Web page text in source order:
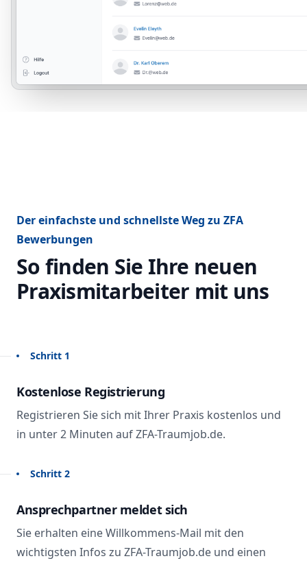
Der einfachste und schnellste Weg zu ZFA
Bewerbungen
So finden Sie Ihre neuen
Praxismitarbeiter mit uns
Schritt 1
Kostenlose Registrierung
Registrieren Sie sich mit Ihrer Praxis kostenlos und
in unter 2 Minuten auf ZFA-Traumjob.de.
Schritt 2
Ansprechpartner meldet sich
Sie erhalten eine Willkommens-Mail mit den
wichtigsten Infos zu ZFA-Traumjob.de und einen